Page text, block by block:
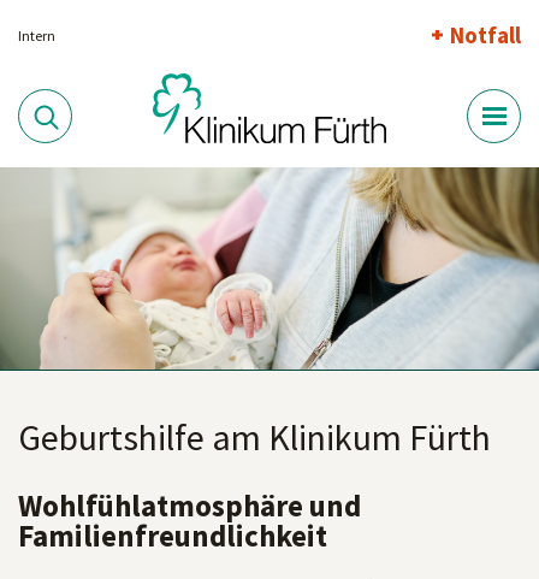
Intern Notfall
Geburtshilfe am Klinikum Fürth
Wohlfühlatmosphäre und
Familienfreundlichkeit